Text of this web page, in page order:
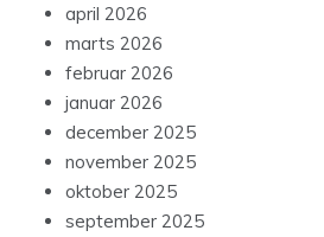
april 2026
marts 2026
februar 2026
januar 2026
december 2025
november 2025
oktober 2025
september 2025